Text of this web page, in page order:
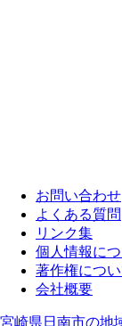
お問い合わせ
よくある質問
リンク集
個人情報に
著作権につ
会社概要
宮崎県日南市の地